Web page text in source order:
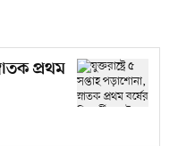
প্রথম